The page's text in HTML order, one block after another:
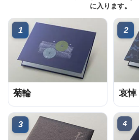
に入ります。
1
菊輪
2
哀悼
3 4